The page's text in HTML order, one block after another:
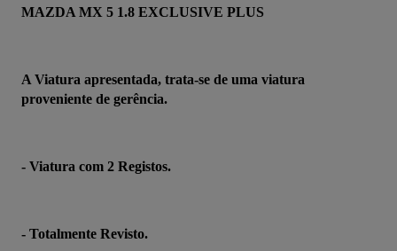
MAZDA MX 5 1.8 EXCLUSIVE PLUS
A Viatura apresentada, trata-se de uma viatura
proveniente de gerência.
- Viatura com 2 Registos.
- Totalmente Revisto.